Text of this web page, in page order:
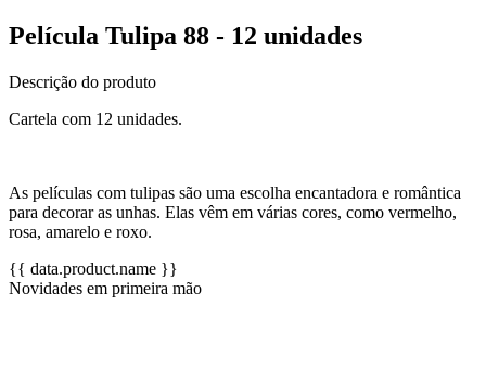
Película Tulipa 88 - 12 unidades
Descrição do produto
Cartela com 12 unidades.
As películas com tulipas são uma escolha encantadora e romântica
para decorar as unhas. Elas vêm em várias cores, como vermelho,
rosa, amarelo e roxo.
{{ data.product.name }}
Novidades em primeira mão